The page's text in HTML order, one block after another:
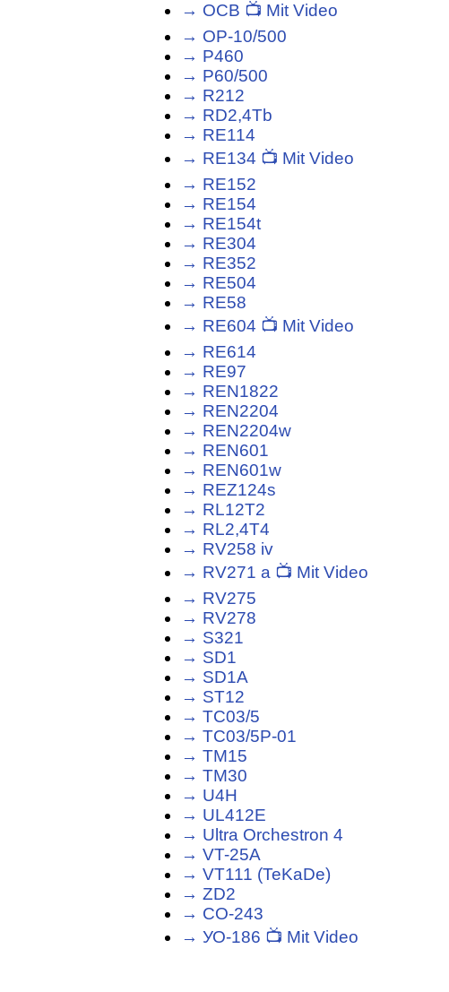
→ OCB 📺 Mit Video
→ OP-10/500
→ P460
→ P60/500
→ R212
→ RD2,4Tb
→ RE114
→ RE134 📺 Mit Video
→ RE152
→ RE154
→ RE154t
→ RE304
→ RE352
→ RE504
→ RE58
→ RE604 📺 Mit Video
→ RE614
→ RE97
→ REN1822
→ REN2204
→ REN2204w
→ REN601
→ REN601w
→ REZ124s
→ RL12T2
→ RL2,4T4
→ RV258 iv
→ RV271 a 📺 Mit Video
→ RV275
→ RV278
→ S321
→ SD1
→ SD1A
→ ST12
→ TC03/5
→ TC03/5P-01
→ TM15
→ TM30
→ U4H
→ UL412E
→ Ultra Orchestron 4
→ VT-25A
→ VT111 (TeKaDe)
→ ZD2
→ СО-243
→ УО-186 📺 Mit Video